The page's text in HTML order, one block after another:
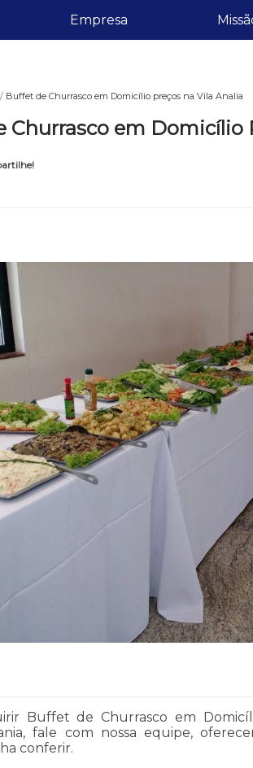
Empresa
Buffet de Churrasco em Domicílio preços na Vila Analia
Churrasco em Domicílio
Buffet de Churrasco em
fale com nossa equipe,
conferir.